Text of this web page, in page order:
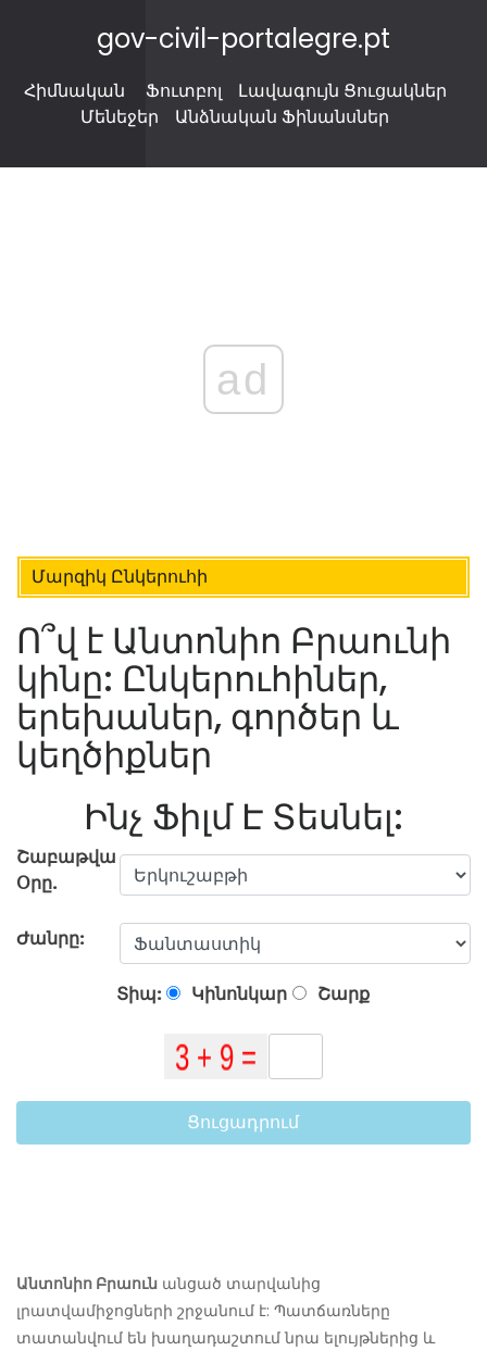
gov-civil-portalegre.pt
Հիմնական Ֆուտբոլ
Լավագույն Ցուցակներ
Մենեջեր
Անձնական Ֆինանսներ
ad
Մարզիկ Ընկերուհի
Ո՞վ է Անտոնիո Բրաունի
կինը: Ընկերուհիներ,
երեխաներ, գործեր և
կեղծիքներ
Ինչ Ֆիլմ Է Տեսնել:
Շաբաթվա
Օրը.
Ժանրը:
Տիպ: Կինոնկար Շարք
Ցուցադրում
Անտոնիո Բրաուն անցած տարվանից
լրատվամիջոցների շրջանում է: Պատճառները
տատանվում են խաղադաշտում նրա ելույթներից և